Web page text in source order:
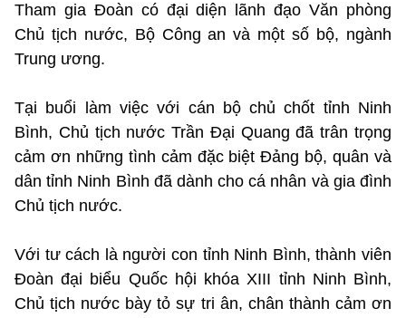
Tham gia Đoàn có đại diện lãnh đạo Văn phòng
Chủ tịch nước, Bộ Công an và một số bộ, ngành
Trung ương.
Tại buổi làm việc với cán bộ chủ chốt tỉnh Ninh
Bình, Chủ tịch nước Trần Đại Quang đã trân trọng
cảm ơn những tình cảm đặc biệt Đảng bộ, quân và
dân tỉnh Ninh Bình đã dành cho cá nhân và gia đình
Chủ tịch nước.
Với tư cách là người con tỉnh Ninh Bình, thành viên
Đoàn đại biểu Quốc hội khóa XIII tỉnh Ninh Bình,
Chủ tịch nước bày tỏ sự tri ân, chân thành cảm ơn